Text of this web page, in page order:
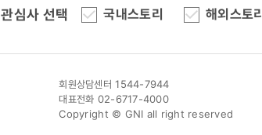
관심사 선택 국내스토리 해외스토리
회원상담센터 1544-7944
대표전화 02-6717-4000
Copyright © GNI all right reserved